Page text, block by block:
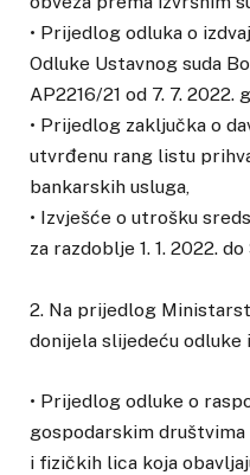
• Prijedlog odluka o
Odluke Ustavnog suda
AP2216/21 od 7. 7. 2022.
• Prijedlog zaključka o
utvrđenu rang listu
bankarskih usluga,
• Izvješće o utrošku
za razdoblje 1. 1. 2022.
2. Na prijedlog
donijela slijedeću odluke
• Prijedlog odluke o
gospodarskim
i fizičkih lica koja